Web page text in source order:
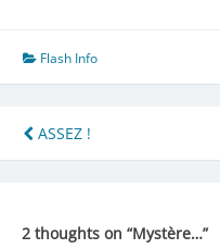
Flash Info
Navigation
de
ASSEZ !
2 thoughts on “Mystère…”